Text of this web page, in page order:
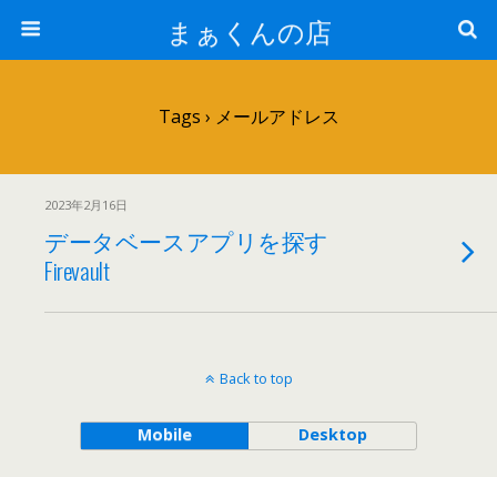
まぁくんの店
Tags › メールアドレス
2023年2月16日
データベースアプリを探す
Firevault
Back to top
Mobile Desktop